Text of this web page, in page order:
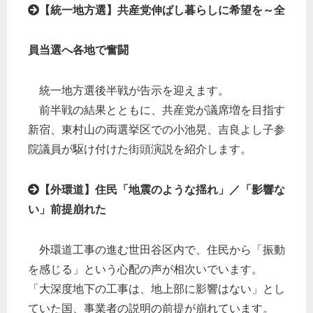
【統一地方選】共産党伸ばし暮らしに希望を～全
員当選へ各地で奮闘
統一地方選後半戦が告示を迎えます。
前半戦の結果とともに、共産党が議席増を目指す
新宿、東村山の両選挙区での小池晃、吉良よし子参
院議員が駆け付けた街頭演説を紹介します。
【外環道】住民「地震のような揺れ」／「影響な
い」前提崩れた
外環道工事の進む世田谷区内で、住民から「振動
を感じる」という心配の声が相次いでいます。
「大深度地下の工事は、地上部に影響はない」とし
ていた国、事業者の説明の前提が崩れています。